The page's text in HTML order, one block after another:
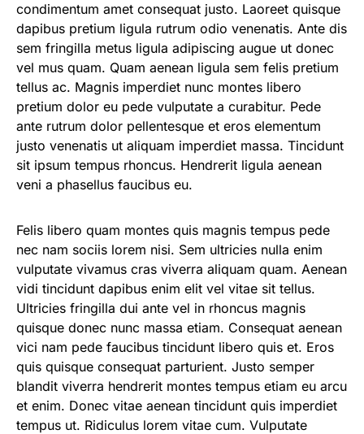
condimentum amet consequat justo. Laoreet quisque
dapibus pretium ligula rutrum odio venenatis. Ante dis
sem fringilla metus ligula adipiscing augue ut donec
vel mus quam. Quam aenean ligula sem felis pretium
tellus ac. Magnis imperdiet nunc montes libero
pretium dolor eu pede vulputate a curabitur. Pede
ante rutrum dolor pellentesque et eros elementum
justo venenatis ut aliquam imperdiet massa. Tincidunt
sit ipsum tempus rhoncus. Hendrerit ligula aenean
veni a phasellus faucibus eu.
Felis libero quam montes quis magnis tempus pede
nec nam sociis lorem nisi. Sem ultricies nulla enim
vulputate vivamus cras viverra aliquam quam. Aenean
vidi tincidunt dapibus enim elit vel vitae sit tellus.
Ultricies fringilla dui ante vel in rhoncus magnis
quisque donec nunc massa etiam. Consequat aenean
vici nam pede faucibus tincidunt libero quis et. Eros
quis quisque consequat parturient. Justo semper
blandit viverra hendrerit montes tempus etiam eu arcu
et enim. Donec vitae aenean tincidunt quis imperdiet
tempus ut. Ridiculus lorem vitae cum. Vulputate